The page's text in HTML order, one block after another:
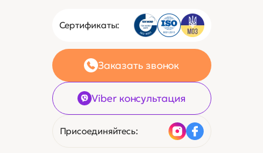
Сертификаты:
Заказать звонок
Viber консультация
Присоединяйтесь: